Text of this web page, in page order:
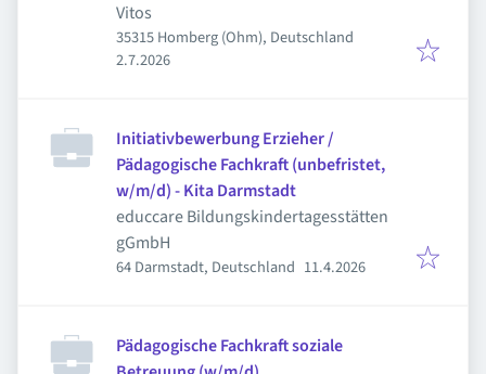
Vitos
35315 Homberg (Ohm), Deutschland
Veröffentlicht
2.7.2026
Initiativbewerbung Erzieher /
Pädagogische Fachkraft (unbefristet,
w/m/d) - Kita Darmstadt
educcare Bildungskindertagesstätten
gGmbH
64 Darmstadt, Deutschland Veröffentlicht
11.4.2026
Pädagogische Fachkraft soziale